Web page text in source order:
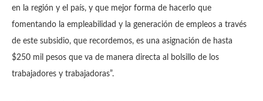
en la región y el país, y que mejor forma de hacerlo que
fomentando la empleabilidad y la generación de empleos a través
de este subsidio, que recordemos, es una asignación de hasta
$250 mil pesos que va de manera directa al bolsillo de los
trabajadores y trabajadoras”.